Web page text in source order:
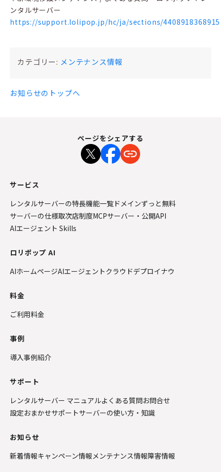
ンタルサーバー
https://support.lolipop.jp/hc/ja/sections/4408918368915
カテゴリー: メンテナンス情報
お知らせのトップへ
ページをシェアする
サービス
レンタルサーバーの特長機能一覧 ドメインずっと無料
サーバーの仕様取次店制度MCPサーバー・公開API
AIエージェント Skills
ロリポップ AI
AIホームページAIエージェントクラウドデプロイナウ
料金
ご利用料金
事例
導入事例紹介
サポート
レンタルサーバー マニュアルよくある質問お問合せ
設定おまかせサポートサーバーの使い方・知識
お知らせ
新着情報キャンペーン情報メンテナンス情報障害情報